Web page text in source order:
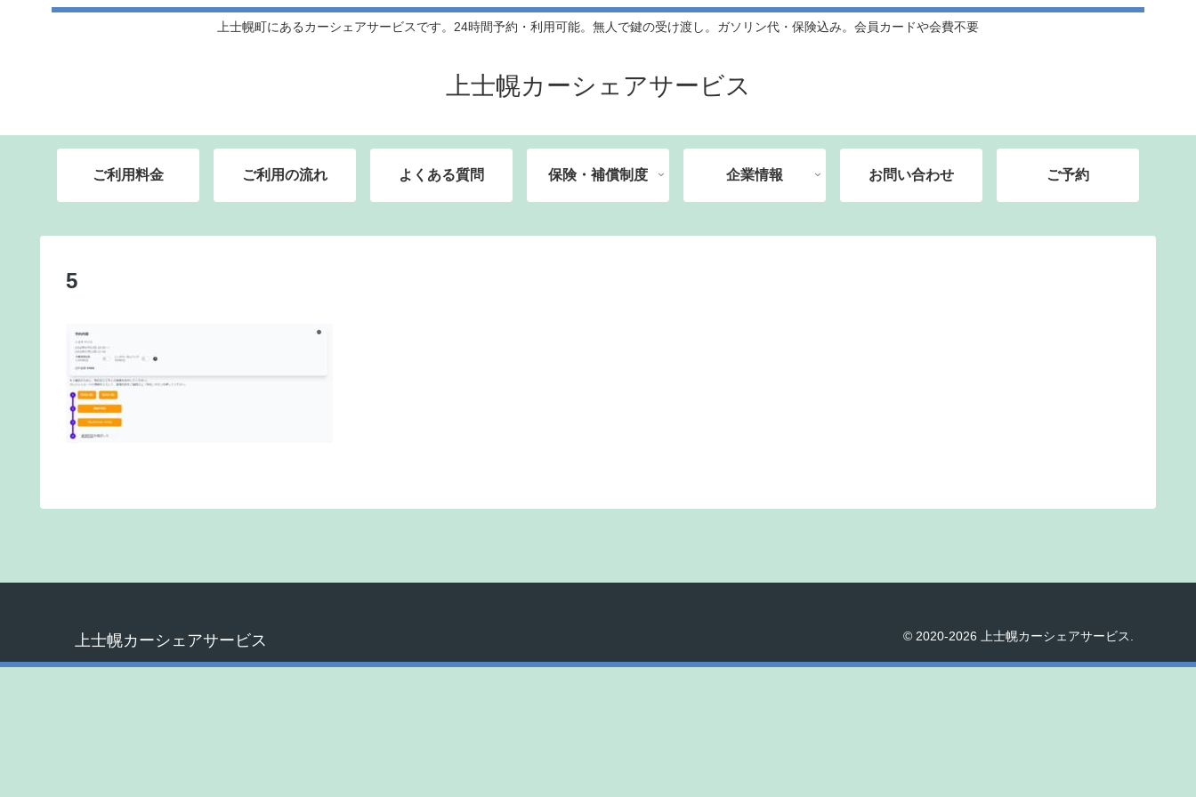
上士幌町にあるカーシェアサービスです。24時間予約・利用可能。無人で鍵の受け渡し。ガソリン代・保険込み。会員カードや会費不要
上士幌カーシェアサービス
ご利用料金 ご利用の流れ よくある質問 保険・補償制度 企業情報 お問い合わせ ご予約
5
上士幌カーシェアサービス © 2020-2026 上士幌カーシェアサービス.